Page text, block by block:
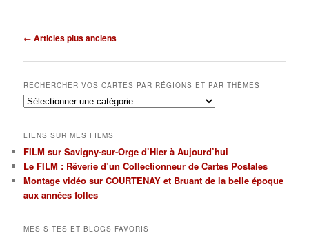
Navigation
articles
← Articles plus anciens
RECHERCHER VOS CARTES PAR RÉGIONS ET PAR THÈMES
Rechercher
par
régions
et
par
thèmes
LIENS SUR MES FILMS
FILM sur Savigny-sur-Orge d’Hier à Aujourd’hui
Le FILM : Rêverie d’un Collectionneur de Cartes Postales
Montage vidéo sur COURTENAY et Bruant de la belle époque
aux années folles
MES SITES ET BLOGS FAVORIS